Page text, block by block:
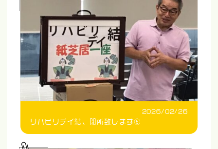
2026/02/26
リハビリデイ結、閉所致します⑤